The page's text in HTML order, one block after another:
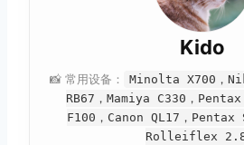
Kido
📸 常用设备：
Minolta X700，
RB67，Mamiya C330，
F100，Canon QL17，Pentax
Rolleiflex